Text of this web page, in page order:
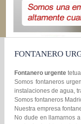
FONTANERO
Fontanero urgente
Somos fontaneros
instalaciones de agua,
Somos fontaneros
Nuestra empresa
No dude en llamarnos